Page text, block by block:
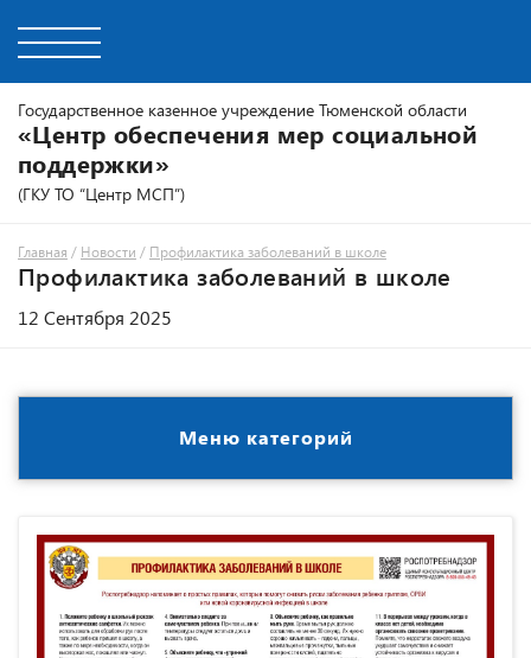
Государственное казенное учреждение Тюменской области
«Центр обеспечения мер социальной
поддержки»
(ГКУ ТО “Центр МСП”)
Главная / Новости / Профилактика заболеваний в школе
Профилактика заболеваний в школе
12 Сентября 2025
Меню категорий